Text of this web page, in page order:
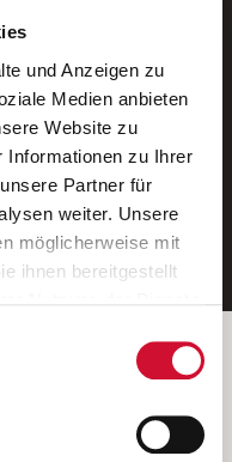
und Anzeigen zu
Medien anbieten
Website zu
Informationen zu Ihrer
Partner für
weiter. Unsere
möglicherweise mit
ihnen bereitgestellt
klicken, so stimmen
zu. Sie können
jederzeit widerrufen,
aufrufen und diese
E-Mail.
von AWO